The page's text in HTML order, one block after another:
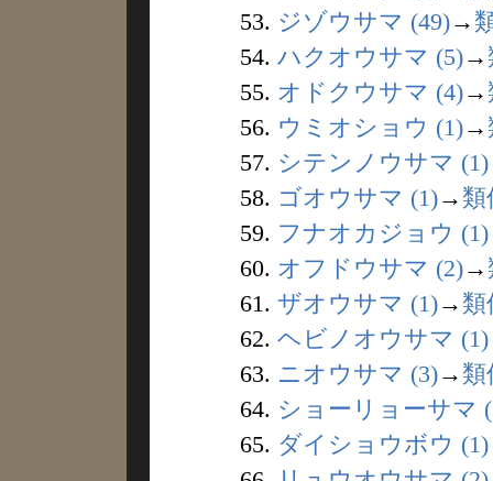
53. ジゾウサマ (49)→
54. ハクオウサマ (5)→
55. オドクウサマ (4)→
56. ウミオショウ (1)→
57. シテンノウサマ (1)
58. ゴオウサマ (1)→ 類
59. フナオカジョウ (1)
60. オフドウサマ (2)→
61. ザオウサマ (1)→ 類
62. ヘビノオウサマ (1)
63. ニオウサマ (3)→ 類
64. ショーリョーサマ
65. ダイショウボウ (1)